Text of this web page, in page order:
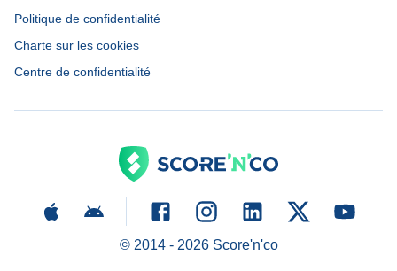
Politique de confidentialité
Charte sur les cookies
Centre de confidentialité
© 2014 - 2026Score'n'co